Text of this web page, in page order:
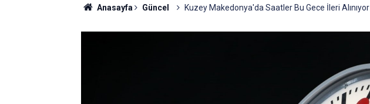
Anasayfa Güncel Kuzey Makedonya'da Saatler Bu Gece İleri Alınıyor